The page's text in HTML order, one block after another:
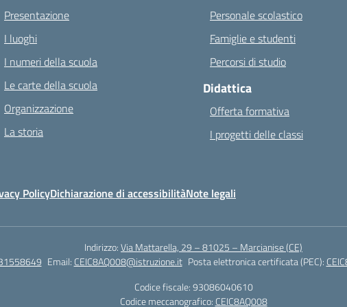
Presentazione
I luoghi
I numeri della scuola
Le carte della scuola
Organizzazione
La storia
Personale scolastico
Famiglie e studenti
Percorsi di studio
Didattica
Offerta formativa
I progetti delle classi
PolicyDichiarazione di accessibilitàNote legali
Indirizzo:Via Mattarella, 29 – 81025 – Marcianise (CE)
Email: CEIC8AQ008@istruzione.it Posta elettronica certificata (PEC):
Codice fiscale: 93086040610
Codice meccanografico: CEIC8AQ008